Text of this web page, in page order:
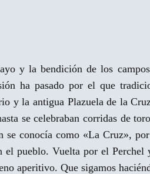
y la bendición de los
ha pasado por el que
y la antigua Plazuela de la
se celebraban corridas de
se conocía como «La Cruz»,
pueblo. Vuelta por el Perchel
aperitivo. Que sigamos